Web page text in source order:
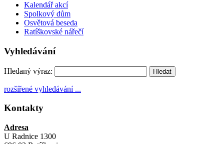
Kalendář akcí
Spolkový dům
Osvětová beseda
Ratíškovské nářečí
Vyhledávání
Hledaný výraz:
rozšířené vyhledávání ...
Kontakty
Adresa
U Radnice 1300